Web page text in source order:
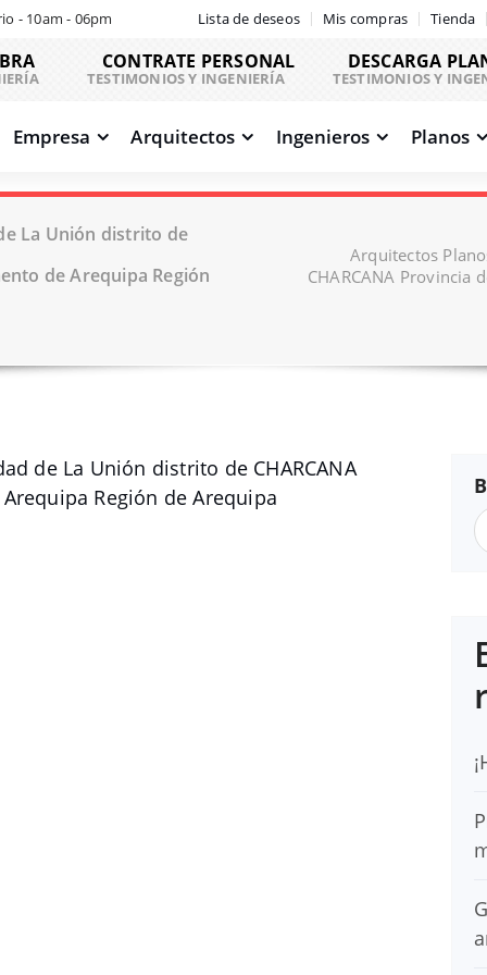
- 10am - 06pm Lista de deseos Mis compras Tienda
CONTRATE PERSONAL
TESTIMONIOS Y INGENIERÍA
DESCARGA
TESTIMONIOS Y
Empresa Arquitectos Ingenieros Planos
La Unión distrito de
de Arequipa Región
Arquitectos
CHARCANA Provincia
de La Unión distrito de CHARCANA
Región de Arequipa